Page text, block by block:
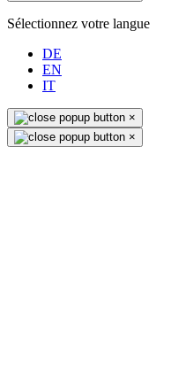
Sélectionnez votre langue
DE
EN
IT
×
×